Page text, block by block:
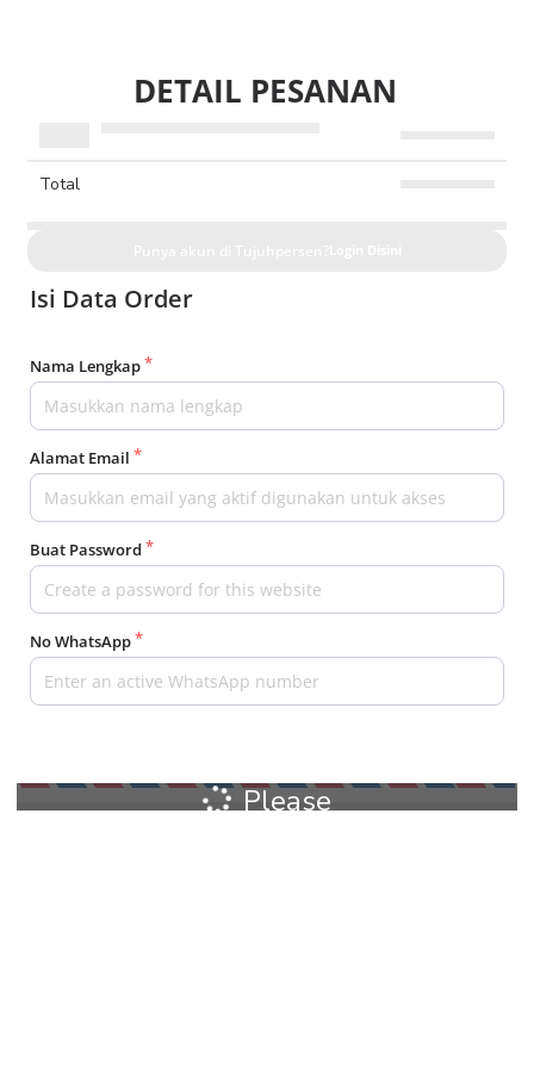
DETAIL PESANAN
Total
Isi Data Order
Nama Lengkap
Alamat Email
Buat Password
No WhatsApp
Please